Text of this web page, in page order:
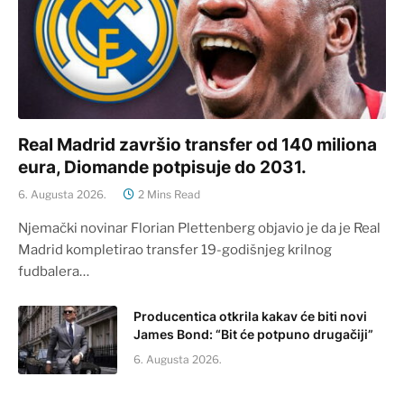
Real Madrid završio transfer od 140 miliona
eura, Diomande potpisuje do 2031.
6. Augusta 2026. 2 Mins Read
Njemački novinar Florian Plettenberg objavio je da je Real
Madrid kompletirao transfer 19-godišnjeg krilnog
fudbalera…
Producentica otkrila kakav će biti novi
James Bond: “Bit će potpuno drugačiji”
6. Augusta 2026.